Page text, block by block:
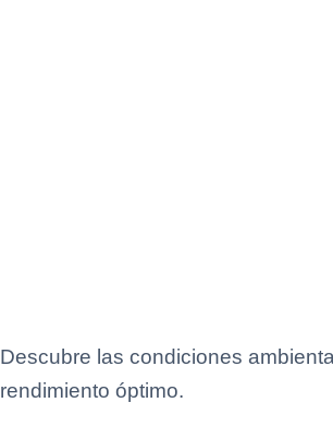
Descubre las condiciones
rendimiento óptimo.